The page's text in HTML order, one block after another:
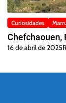
Curiosidades
Chefchaouen,
16 de abril de 2025